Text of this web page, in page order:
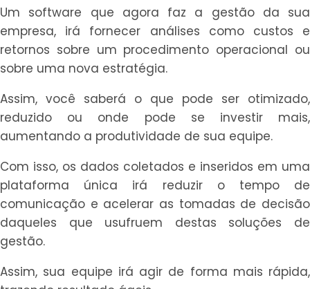
Um software que agora faz a gestão da sua
empresa, irá fornecer análises como custos e
retornos sobre um procedimento operacional ou
sobre uma nova estratégia.
Assim, você saberá o que pode ser otimizado,
reduzido ou onde pode se investir mais,
aumentando a produtividade de sua equipe.
Com isso, os dados coletados e inseridos em uma
plataforma única irá reduzir o tempo de
comunicação e acelerar as tomadas de decisão
daqueles que usufruem destas soluções de
gestão.
Assim, sua equipe irá agir de forma mais rápida,